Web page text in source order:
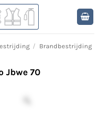
/ Brandbestrijding
Jbwe 70